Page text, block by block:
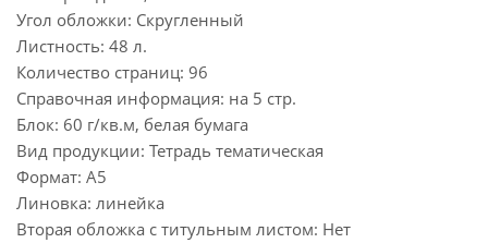
Угол обложки: Скругленный
Листность: 48 л.
Количество страниц: 96
Справочная информация: на 5 стр.
Блок: 60 г/кв.м, белая бумага
Вид продукции: Тетрадь тематическая
Формат: А5
Линовка: линейка
Вторая обложка с титульным листом: Нет